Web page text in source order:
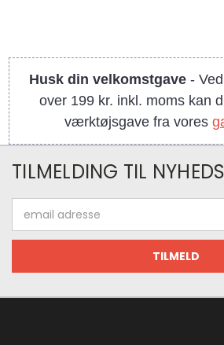
Husk din velkomstgave -
over 199 kr. inkl. moms kan
værktøjsgave fra vores
TILMELDING TIL
adresse